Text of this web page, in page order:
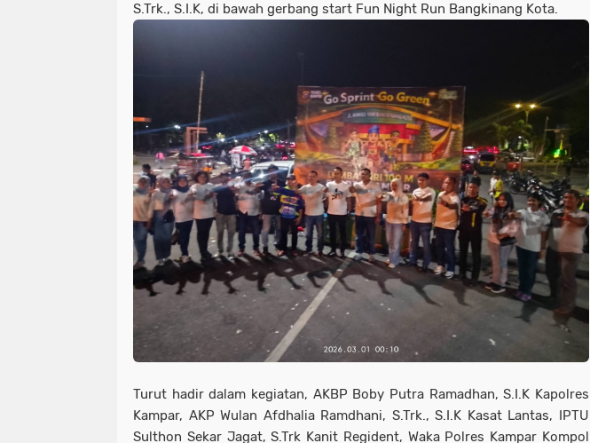
S.Trk., S.I.K, di bawah gerbang start Fun Night Run Bangkinang Kota.
Turut hadir dalam kegiatan, AKBP Boby Putra Ramadhan, S.I.K Kapolres
Kampar, AKP Wulan Afdhalia Ramdhani, S.Trk., S.I.K Kasat Lantas, IPTU
Sulthon Sekar Jagat, S.Trk Kanit Regident, Waka Polres Kampar Kompol